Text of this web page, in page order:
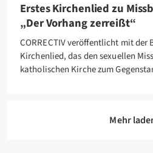
Erstes Kirchenlied zu
„Der Vorhang zerreißt“
CORRECTIV veröffentlicht mit der
Kirchenlied, das den sexuellen
katholischen Kirche zum
Mehr